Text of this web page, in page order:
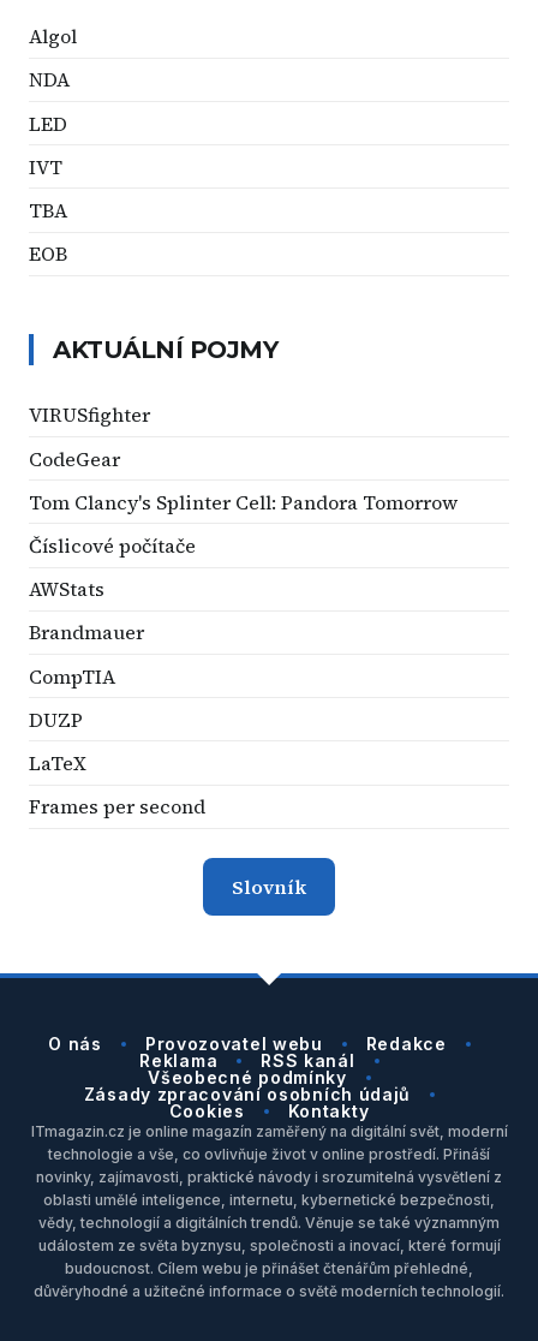
Algol
NDA
LED
IVT
TBA
EOB
AKTUÁLNÍ POJMY
VIRUSfighter
CodeGear
Tom Clancy's Splinter Cell: Pandora Tomorrow
Číslicové počítače
AWStats
Brandmauer
CompTIA
DUZP
LaTeX
Frames per second
Slovník
O nás Provozovatel webu
Redakce
Reklama
RSS kanál
Všeobecné podmínky
Zásady zpracování osobních údajů
Cookies
Kontakty
ITmagazin.cz je online magazín zaměřený na digitální svět, moderní
technologie a vše, co ovlivňuje život v online prostředí. Přináší
novinky, zajímavosti, praktické návody i srozumitelná vysvětlení z
oblasti umělé inteligence, internetu, kybernetické bezpečnosti,
vědy, technologií a digitálních trendů. Věnuje se také významným
událostem ze světa byznysu, společnosti a inovací, které formují
budoucnost. Cílem webu je přinášet čtenářům přehledné,
důvěryhodné a užitečné informace o světě moderních technologií.